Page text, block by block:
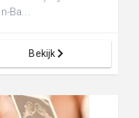
Ba...
Bekijk